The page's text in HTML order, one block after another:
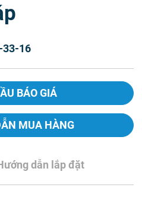
33-16
BÁO GIÁ
MUA HÀNG
dẫn lắp đặt